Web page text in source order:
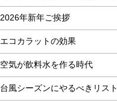
2026年新年ご挨拶
エコカラットの効果
空気が飲料水を作る時代
台風シーズンにやるべきリスト